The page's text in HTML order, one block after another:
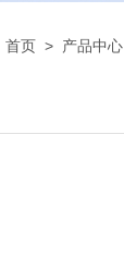
首页 > 产品中心